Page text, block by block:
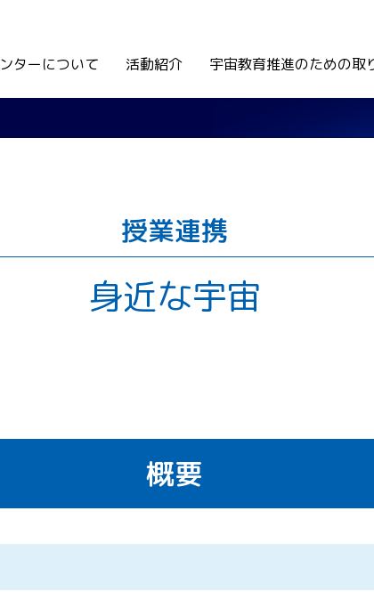
ターについて 活動紹介 宇宙教育推進のための取
授業連携
身近な宇宙
概要